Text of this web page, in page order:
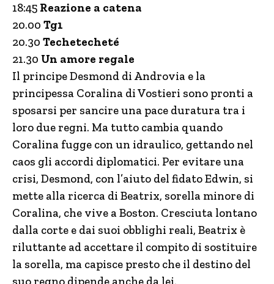
18:45 Reazione a catena
20.00 Tg1
20.30 Techetecheté
21.30 Un amore regale
Il principe Desmond di Androvia e la
principessa Coralina di Vostieri sono pronti a
sposarsi per sancire una pace duratura tra i
loro due regni. Ma tutto cambia quando
Coralina fugge con un idraulico, gettando nel
caos gli accordi diplomatici. Per evitare una
crisi, Desmond, con l’aiuto del fidato Edwin, si
mette alla ricerca di Beatrix, sorella minore di
Coralina, che vive a Boston. Cresciuta lontano
dalla corte e dai suoi obblighi reali, Beatrix è
riluttante ad accettare il compito di sostituire
la sorella, ma capisce presto che il destino del